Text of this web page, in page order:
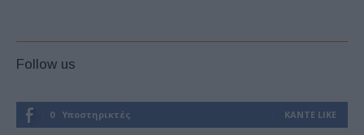
Follow us
0 Υποστηρικτές ΚΆΝΤΕ LIKE